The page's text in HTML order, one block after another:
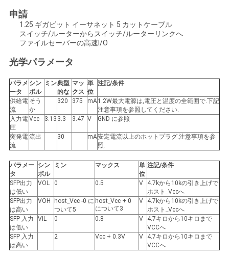
さ
地
図
プ
ラ
イ
バ
シ
ー
ポ
申請
1.25 ギガビット イーサネット 5 カットケーブル
スイッチ/ルーターからスイッチ/ルーターリンクへ
ファイルセーバーの高速I/O
光学パラメータ
パラメ
ータ
シン
ボル
ミン典型
的な
マッ
クス
単
位
注記/条件
供給電
流
そう
か
320 375 mA1.2W最大電源は,電圧と温度の全範囲で.下記
注意事項を参照してください.
入力電
圧
Vcc 3.13 3.3 3.47 V GND に参照
突発電
流
流出 30 mA安定電流以上のホットプラグ.注意事項を参
照.
パラメー
タ
シン
ボル
ミン マックス
単
位
注記/条件
SFP出力
は低い
VOL 0 0.5 V
4.7kから10kの引き上げで
ホスト_Vccへ
SFP出力
は高い
VOH
host_Vcc -0 に
ついて5
host_Vcc + 0
について3
V
4.7kから10kの引き上げで
ホスト_Vccへ
SFP 入力
は低い
VIL 0 0.8 V
4.7キロから10キロまで
VCCへ
SFP 入力
は高い
2 Vcc + 0.3V V
4.7キロから10キロまで
VCCへ